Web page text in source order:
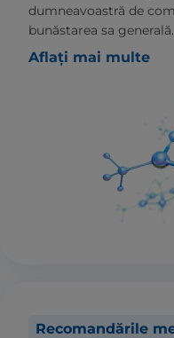
dumneavoastră de
bunăstarea sa generală.
Aflați mai multe
Recomandările